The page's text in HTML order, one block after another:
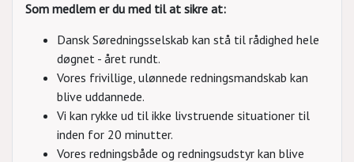
Som medlem er du med til at sikre at:
Dansk Søredningsselskab kan stå til rådighed hele
døgnet - året rundt.
Vores frivillige, ulønnede redningsmandskab kan
blive uddannede.
Vi kan rykke ud til ikke livstruende situationer til
inden for 20 minutter.
Vores redningsbåde og redningsudstyr kan blive